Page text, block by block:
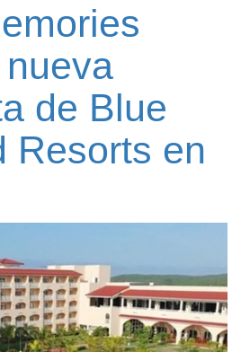
de Blue
Resorts en